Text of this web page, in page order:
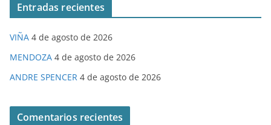
Entradas recientes
VIÑA 4 de agosto de 2026
MENDOZA 4 de agosto de 2026
ANDRE SPENCER 4 de agosto de 2026
Comentarios recientes